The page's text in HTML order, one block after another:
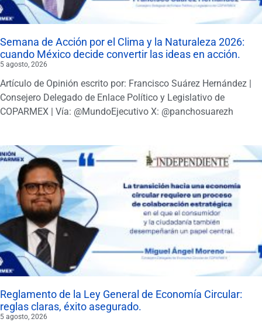
Semana de Acción por el Clima y la Naturaleza 2026:
cuando México decide convertir las ideas en acción.
5 agosto, 2026
Artículo de Opinión escrito por: Francisco Suárez Hernández |
Consejero Delegado de Enlace Político y Legislativo de
COPARMEX | Vía: @MundoEjecutivo X: @panchosuarezh
Reglamento de la Ley General de Economía Circular:
reglas claras, éxito asegurado.
5 agosto, 2026